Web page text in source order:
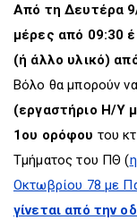
Από τη Δευτέρα
μέρες από 09:30
(ή άλλο υλικό)
Βόλο θα μπορούν
(εργαστήριο Η/Υ
1ου ορόφου του
Τμήματος του ΠΘ (
Οκτωβρίου 78 με
γίνεται από την